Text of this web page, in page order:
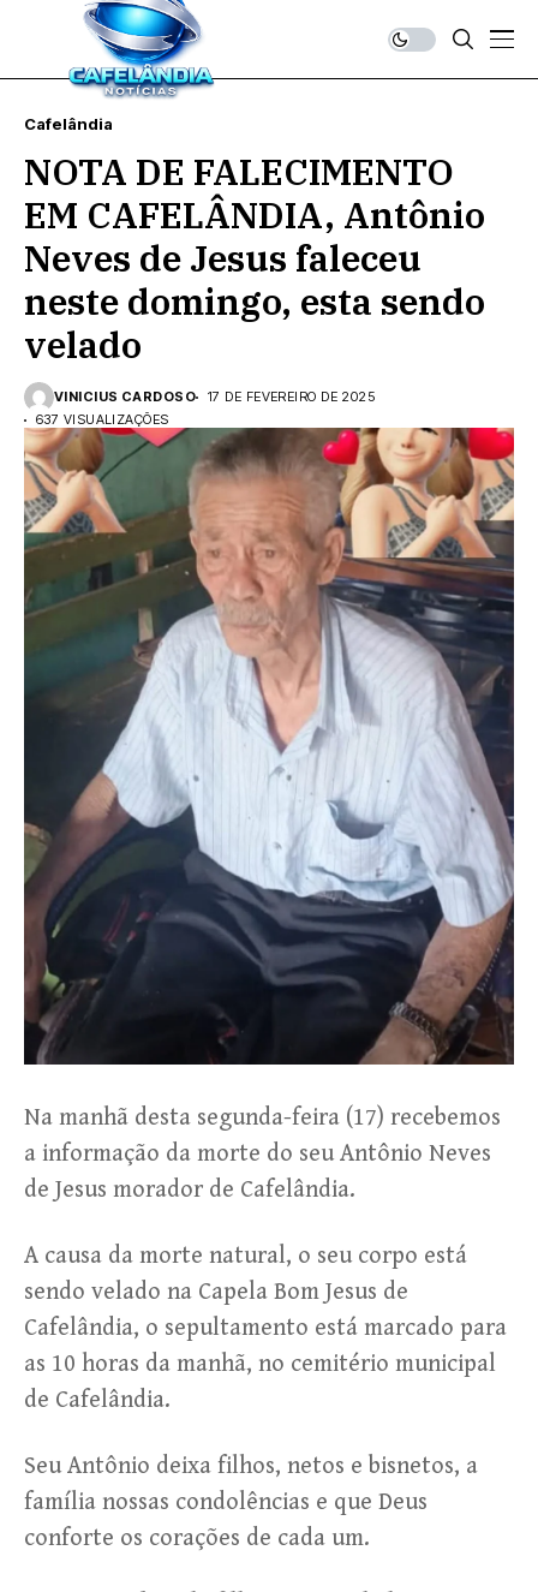
Cafelândia
NOTA DE FALECIMENTO
EM CAFELÂNDIA, Antônio
Neves de Jesus faleceu
neste domingo, esta sendo
velado
VINICIUS CARDOSO
17 DE FEVEREIRO DE 2025
637 VISUALIZAÇÕES
Na manhã desta segunda-feira (17) recebemos
a informação da morte do seu Antônio Neves
de Jesus morador de Cafelândia.
A causa da morte natural, o seu corpo está
sendo velado na Capela Bom Jesus de
Cafelândia, o sepultamento está marcado para
as 10 horas da manhã, no cemitério municipal
de Cafelândia.
Seu Antônio deixa filhos, netos e bisnetos, a
família nossas condolências e que Deus
conforte os corações de cada um.